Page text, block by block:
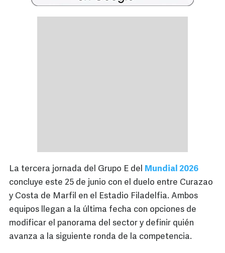
La tercera jornada del Grupo E del Mundial 2026
concluye este 25 de junio con el duelo entre Curazao
y Costa de Marfil en el Estadio Filadelfia. Ambos
equipos llegan a la última fecha con opciones de
modificar el panorama del sector y definir quién
avanza a la siguiente ronda de la competencia.